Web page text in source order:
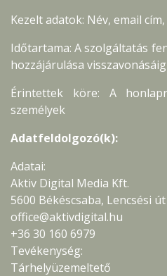
Kezelt adatok: Név, email
Időtartama: A szolgáltatás
hozzájárulása visszavonásáig
Érintettek köre: A
személyek
Adatfeldolgozó(k):
Adatai:
Aktiv Digital Media Kft.
5600 Békéscsaba, Lencsési út
office@aktivdigital.hu
+36 30 160 6979
Tevékenység:
Tárhelyüzemeltető